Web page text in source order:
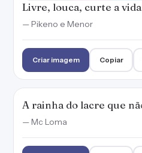
Livre, louca, curte a
— Pikeno e Menor
Criar imagem Copiar
A rainha do lacre que
— Mc Loma